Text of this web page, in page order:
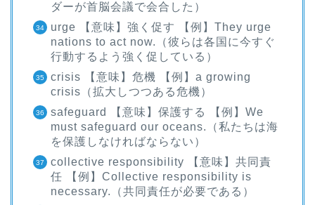
ダーが首脳会議で会合した）
urge 【意味】強く促す 【例】They urge
nations to act now.（彼らは各国に今すぐ
行動するよう強く促している）
crisis 【意味】危機 【例】a growing
crisis（拡大しつつある危機）
safeguard 【意味】保護する 【例】We
must safeguard our oceans.（私たちは海
を保護しなければならない）
collective responsibility 【意味】共同責
任 【例】Collective responsibility is
necessary.（共同責任が必要である）
原田高志の”ほぼ日刊”英語
学習＆大学入試英語コラム
“シン”・英会話スピード表
現
大学入試英語対策講座
英語名言・格言・カッコい
い英語＆素敵な英文フレー
ズ集